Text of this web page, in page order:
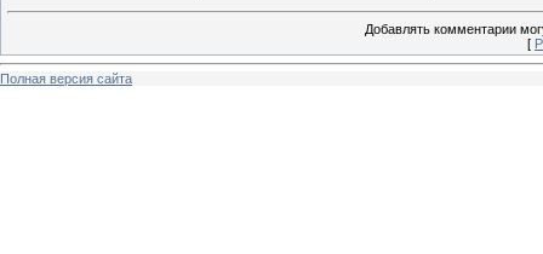
Добавлять комментарии
[
Полная версия сайта